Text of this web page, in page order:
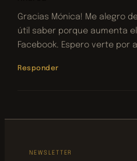
Gracias Mónica! Me alegro
útil saber porque aumenta
Facebook. Espero verte por
Responder
NEWSLETTER